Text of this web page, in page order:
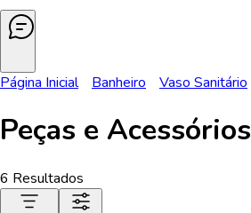
Página Inicial Banheiro Vaso Sanitário
Peças e Acessórios
6 Resultados